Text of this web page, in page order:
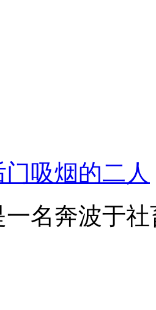
吸烟的二人
名奔波于社